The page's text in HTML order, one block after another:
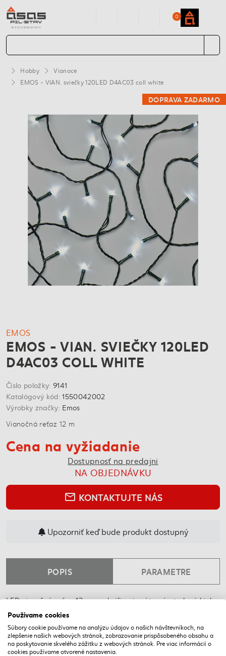
0
Hobby
Vianoce
EMOS - VIAN. sviečky 120LED D4AC03 coll white
DOPRAVA ZADARMO
EMOS
EMOS - VIAN. SVIEČKY 120LED
D4AC03 COLL WHITE
Číslo položky: 9141
Katalógový kód:1550042002
Výrobky značky: Emos
Vianočná reťaz 12 m
Cena na vyžiadanie
Dostupnosť na predajni
NA OBJEDNÁVKU
mail_outline KONTAKTUJTE NÁS
Upozorniť keď bude produkt dostupný
POPIS PARAMETRE
LED vianočná reťaz, 12 m, vonkajšia aj vnútorná, studená biela,
časovač
NAPOSLEDY NAVŠTÍVENÉ
Používame cookies
Súbory cookie používame na analýzu údajov o našich návštevníkoch, na
zlepšenie našich webových stránok, zobrazovanie prispôsobeného obsahu a
na poskytovanie skvelého zážitku z webových stránok. Pre viac informácií o
cookies používame otvorené nastavenia.